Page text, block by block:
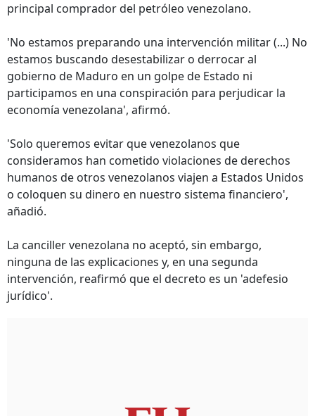
principal comprador del petróleo venezolano.
'No estamos preparando una intervención militar (...) No
estamos buscando desestabilizar o derrocar al
gobierno de Maduro en un golpe de Estado ni
participamos en una conspiración para perjudicar la
economía venezolana', afirmó.
'Solo queremos evitar que venezolanos que
consideramos han cometido violaciones de derechos
humanos de otros venezolanos viajen a Estados Unidos
o coloquen su dinero en nuestro sistema financiero',
añadió.
La canciller venezolana no aceptó, sin embargo,
ninguna de las explicaciones y, en una segunda
intervención, reafirmó que el decreto es un 'adefesio
jurídico'.